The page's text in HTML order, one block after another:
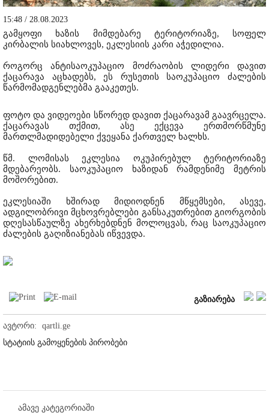
15:48 / 28.08.2023
გამყოფი ხაზის მიმდებარე ტერიტორიაზე, სოფელ
კირბალის სიახლოვეს, ეკლესიის კარი აჭედილია.
როგორც ანტისაოკუპაციო მოძრაობის ლიდერი დავით
ქაცარავა აცხადებს, ეს რუსეთის საოკუპაციო ძალების
წარმომადგენლებმა გააკეთეს.
ფოტო და ვიდეოები სწორედ დავით ქაცარავამ გაავრცელა.
ქაცარავას თქმით, ასე ექცევა ერთმორწმუნე
მართლმადიდებელი ქვეყანა ქართველ ხალხს.
წმ. ლომისას ეკლესია ოკუპირებულ ტერიტორიაზე
მდებარეობს. საოკუპაციო ხაზიდან რამდენიმე მეტრის
მოშორებით.
ეკლესიაში ხშირად მიდიოდნენ მწყემსები, ასევე,
ადგილობრივი მცხოვრებლები განსაკუთრებით გიორგობის
დღესასწაულზე ახერხებდნენ მოლოცვას, რაც საოკუპაციო
ძალების გაღიზიანებას იწვევდა.
გაზიარება
ავტორი:
qartli.ge
სტატიის გამოყენების პირობები
ამავე კატეგორიაში